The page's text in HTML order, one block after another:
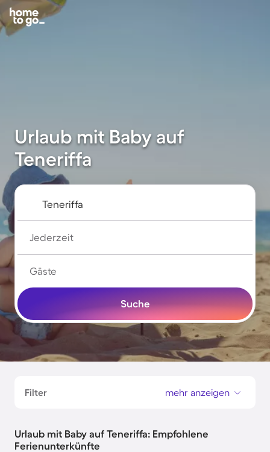
Urlaub mit Baby auf
Teneriffa
Jederzeit
Gäste
Suche
Filter mehr anzeigen
Urlaub mit Baby auf Teneriffa: Empfohlene
Ferienunterkünfte